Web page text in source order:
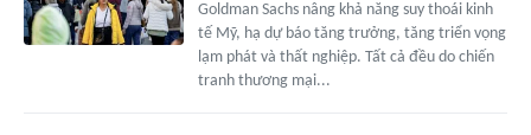
Goldman Sachs nâng khả năng suy thoái kinh
tế Mỹ, hạ dự báo tăng trưởng, tăng triển vọng
lạm phát và thất nghiệp. Tất cả đều do chiến
tranh thương mại...